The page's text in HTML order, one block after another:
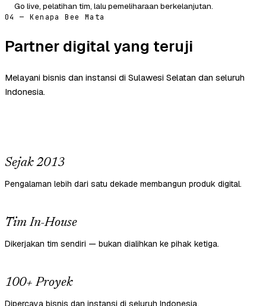
Go live, pelatihan tim, lalu pemeliharaan berkelanjutan.
04 — Kenapa Bee Mata
Partner digital yang teruji
Melayani bisnis dan instansi di Sulawesi Selatan dan seluruh
Indonesia.
Sejak 2013
Pengalaman lebih dari satu dekade membangun produk digital.
Tim In-House
Dikerjakan tim sendiri — bukan dialihkan ke pihak ketiga.
100+ Proyek